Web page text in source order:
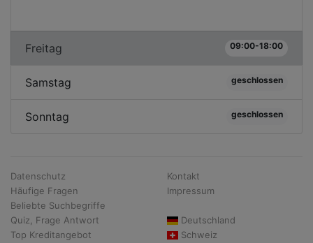
Freitag 09:00-18:00
Samstag geschlossen
Sonntag geschlossen
Datenschutz
Häufige Fragen
Beliebte Suchbegriffe
Quiz, Frage Antwort
Top Kreditangebot
Kontakt
Impressum
Deutschland
Schweiz